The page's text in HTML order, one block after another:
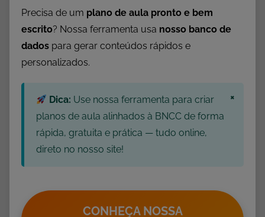
Precisa de um plano de aula pronto e bem
escrito? Nossa ferramenta usa nosso banco de
dados para gerar conteúdos rápidos e
personalizados.
Dica: Use nossa ferramenta para criar
planos de aula alinhados à BNCC de forma
rápida, gratuita e prática — tudo online,
direto no nosso site!
×
CONHEÇA NOSSA